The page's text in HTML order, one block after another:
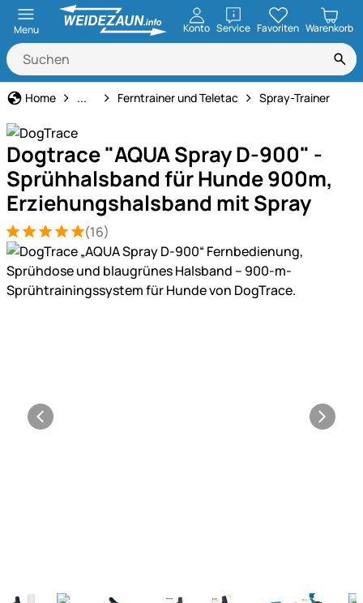
Menu Konto ServiceöffnenFavoriten Warenkorb
Home Hundeerziehung & Ferntrainer
... Ferntrainer und Teletac Spray-Trainer
Dogtrace "AQUA Spray D-900" -
Sprühhalsband für Hunde 900m,
Erziehungshalsband mit Spray
Bewertung: 5 von 5 (16 Bewertungen)
16 Bewertungen
(16)
Produktgalerie